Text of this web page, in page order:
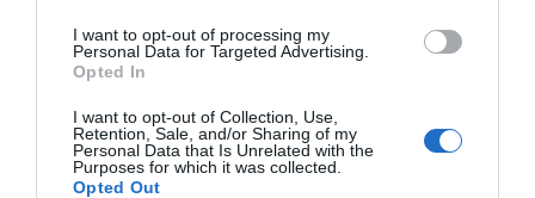
I want to opt-out of processing my
Personal Data for Targeted Advertising.
Opted In
I want to opt-out of Collection, Use,
Retention, Sale, and/or Sharing of my
Personal Data that Is Unrelated with the
Purposes for which it was collected.
Opted Out